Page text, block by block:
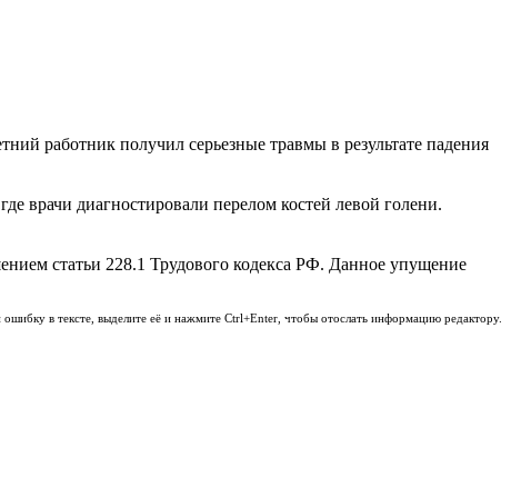
работник получил серьезные травмы в результате падения
врачи диагностировали перелом костей левой голени.
статьи 228.1 Трудового кодекса РФ. Данное упущение
ошибку в тексте, выделите её и нажмите Ctrl+Enter, чтобы отослать информацию редактору.